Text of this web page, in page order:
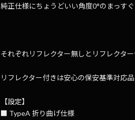
純正仕様にちょうどいい角度0°のまっす
それぞれリフレクター無しとリフレクタ
リフレクター付きは安心の保安基準対応
【設定】
■ TypeA 折り曲げ仕様